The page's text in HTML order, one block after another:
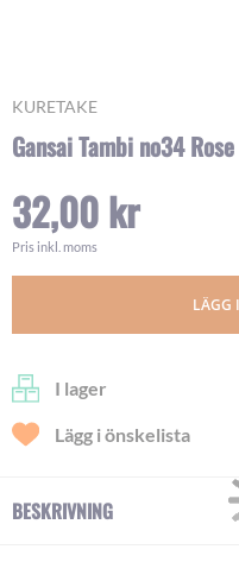
KURETAKE
Gansai Tambi no34
32,00 kr
Pris inkl. moms
LÄGG
I lager
Lägg i önskelista
Skip
the
of
the
images
BESKRIVNING